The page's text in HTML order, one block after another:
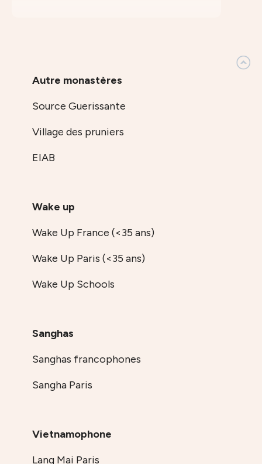
Autre monastères
Source Guerissante
Village des pruniers
EIAB
Wake up
Wake Up France (<35 ans)
Wake Up Paris (<35 ans)
Wake Up Schools
Sanghas
Sanghas francophones
Sangha Paris
Vietnamophone
Lang Mai Paris